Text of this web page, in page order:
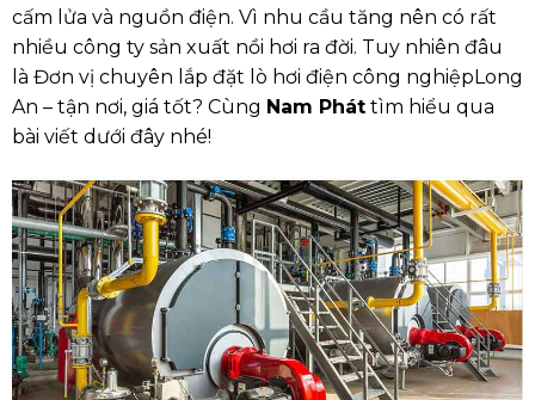
cấm lửa và nguồn điện. Vì nhu cầu tăng nên có rất
nhiều công ty sản xuất nồi hơi ra đời. Tuy nhiên đâu
là Đơn vị chuyên lắp đặt lò hơi điện công nghiệpLong
An – tận nơi, giá tốt? Cùng Nam Pháttìm hiểu qua
bài viết dưới đây nhé!